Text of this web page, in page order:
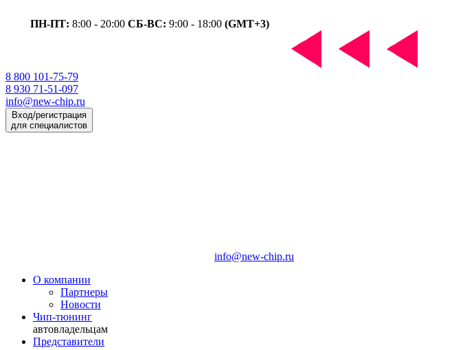
ПН-ПТ: 8:00 - 20:00 СБ-ВС: 9:00 - 18:00 (GMT+3)
8 800 101-75-79
8 930 71-51-097
info@new-chip.ru
Вход/регистрация
для специалистов
info@new-chip.ru
О компании
Партнеры
Новости
Чип-тюнинг
автовладельцам
Представители